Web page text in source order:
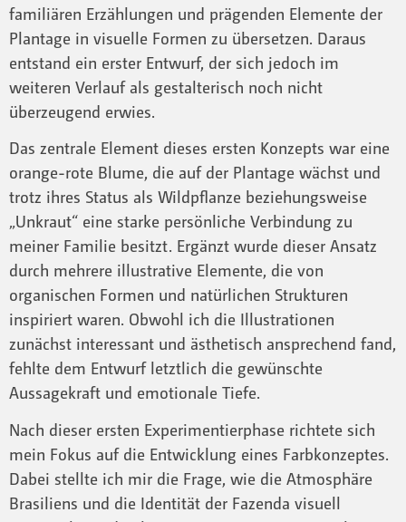
familiären Erzählungen und prägenden Elemente der
Plantage in visuelle Formen zu übersetzen. Daraus
entstand ein erster Entwurf, der sich jedoch im
weiteren Verlauf als gestalterisch noch nicht
überzeugend erwies.
Das zentrale Element dieses ersten Konzepts war eine
orange-rote Blume, die auf der Plantage wächst und
trotz ihres Status als Wildpflanze beziehungsweise
„Unkraut“ eine starke persönliche Verbindung zu
meiner Familie besitzt. Ergänzt wurde dieser Ansatz
durch mehrere illustrative Elemente, die von
organischen Formen und natürlichen Strukturen
inspiriert waren. Obwohl ich die Illustrationen
zunächst interessant und ästhetisch ansprechend fand,
fehlte dem Entwurf letztlich die gewünschte
Aussagekraft und emotionale Tiefe.
Nach dieser ersten Experimentierphase richtete sich
mein Fokus auf die Entwicklung eines Farbkonzeptes.
Dabei stellte ich mir die Frage, wie die Atmosphäre
Brasiliens und die Identität der Fazenda visuell